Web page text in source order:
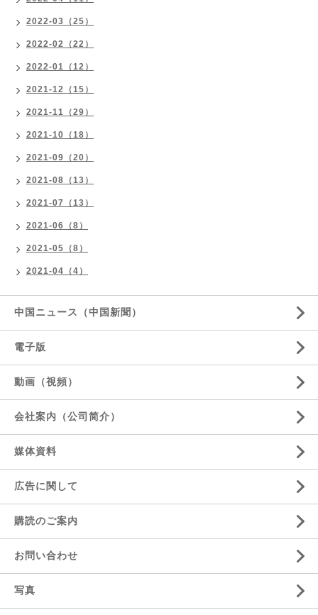
2022-03（25）
2022-02（22）
2022-01（12）
2021-12（15）
2021-11（29）
2021-10（18）
2021-09（20）
2021-08（13）
2021-07（13）
2021-06（8）
2021-05（8）
2021-04（4）
中国ニュース（中国新聞）
電子版
動画（視頻）
会社案内（公司简介）
媒体資料
広告に関して
購読のご案内
お問い合わせ
写真